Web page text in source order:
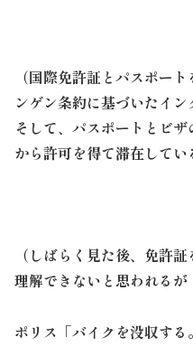
（国際免許証とパスポー
ンゲン条約に基づいたイン
そして、パスポートとビ
から許可を得て滞在してい
（しばらく見た後、免許
理解できないと思われるが
ポリス「バイクを没収する